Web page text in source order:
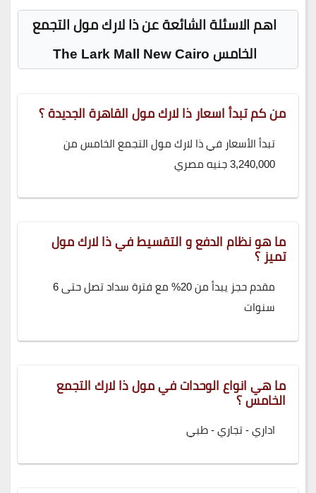
اهم الاسئلة الشائعة عن ذا لارك مول التجمع
الخامس The Lark Mall New Cairo
من كم تبدأ اسعار ذا لارك مول القاهرة الجديدة ؟
تبدأ الأسعار في ذا لارك مول التجمع الخامس من
3,240,000 جنيه مصري
ما هو نظام الدفع و التقسيط في ذا لارك مول
تميز ؟
مقدم حجز يبدأ من 20% مع فترة سداد تصل حتى 6
سنوات
ما هي انواع الوحدات في مول ذا لارك التجمع
الخامس ؟
اداري - تجاري - طبي